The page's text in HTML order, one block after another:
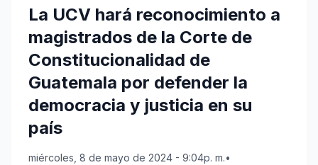
La UCV hará reconocimiento a
magistrados de la Corte de
Constitucionalidad de
Guatemala por defender la
democracia y justicia en su
país
miércoles, 8 de mayo de 2024 - 9:04p. m.•